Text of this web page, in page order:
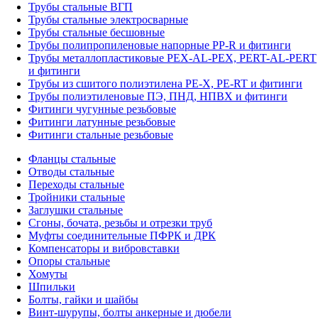
Трубы стальные ВГП
Трубы стальные электросварные
Трубы стальные бесшовные
Трубы полипропиленовые напорные PP-R и фитинги
Трубы металлопластиковые PEX-AL-PEX, PERT-AL-PERT
и фитинги
Трубы из сшитого полиэтилена PE-X, PE-RT и фитинги
Трубы полиэтиленовые ПЭ, ПНД, НПВХ и фитинги
Фитинги чугунные резьбовые
Фитинги латунные резьбовые
Фитинги стальные резьбовые
Фланцы стальные
Отводы стальные
Переходы стальные
Тройники стальные
Заглушки стальные
Сгоны, бочата, резьбы и отрезки труб
Муфты соединительные ПФРК и ДРК
Компенсаторы и вибровставки
Опоры стальные
Хомуты
Шпильки
Болты, гайки и шайбы
Винт-шурупы, болты анкерные и дюбели